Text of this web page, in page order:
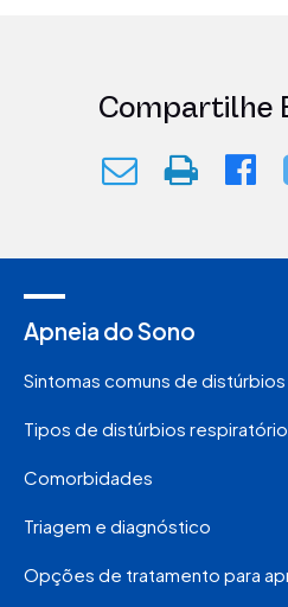
Compartilhe
Apneia do Sono
Sintomas comuns de
Tipos de distúrbios
Comorbidades
Triagem e diagnóstico
Opções de tratamento para